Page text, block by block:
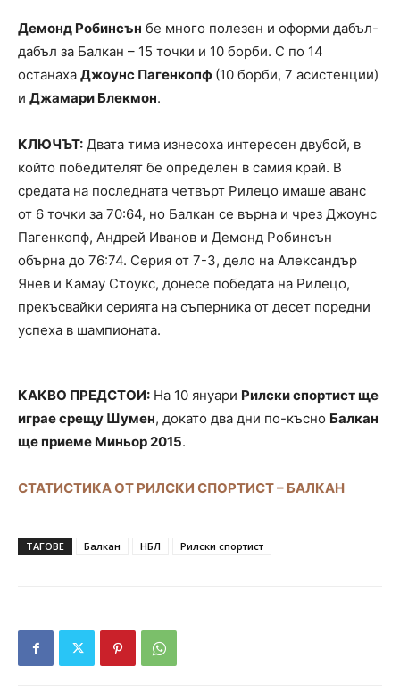
Демонд Робинсън бе много полезен и оформи дабъл-
дабъл за Балкан – 15 точки и 10 борби. С по 14
останаха Джоунс Пагенкопф (10 борби, 7 асистенции)
и Джамари Блекмон.
КЛЮЧЪТ: Двата тима изнесоха интересен двубой, в
който победителят бе определен в самия край. В
средата на последната четвърт Рилецо имаше аванс
от 6 точки за 70:64, но Балкан се върна и чрез Джоунс
Пагенкопф, Андрей Иванов и Демонд Робинсън
обърна до 76:74. Серия от 7-3, дело на Александър
Янев и Камау Стоукс, донесе победата на Рилецо,
прекъсвайки серията на съперника от десет поредни
успеха в шампионата.
КАКВО ПРЕДСТОИ: На 10 януари Рилски спортист ще
играе срещу Шумен, докато два дни по-късно Балкан
ще приеме Миньор 2015.
СТАТИСТИКА ОТ РИЛСКИ СПОРТИСТ – БАЛКАН
ТАГОВЕ Балкан НБЛ Рилски спортист